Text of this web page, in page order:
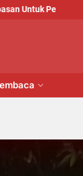
Pengabdian